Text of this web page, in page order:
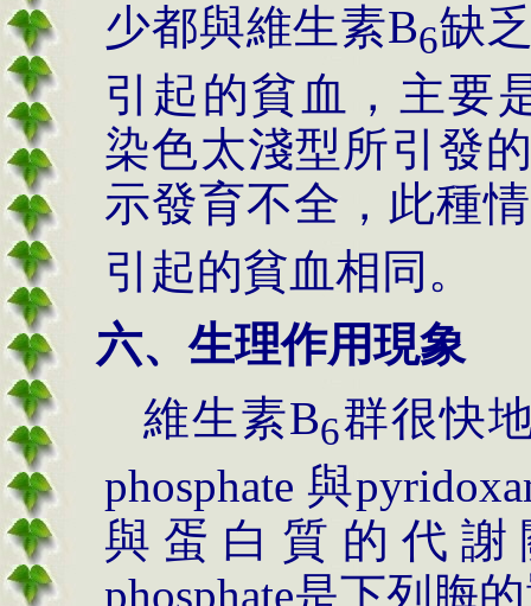
少都與維生素B6缺
引起的貧血，主要
染色太淺型所引發
示發育不全，此種
引起的貧血相同。
六、生理作用現象
維生素B6群很快
phosphate 與
與蛋白質的代謝
phosphate是下列脢